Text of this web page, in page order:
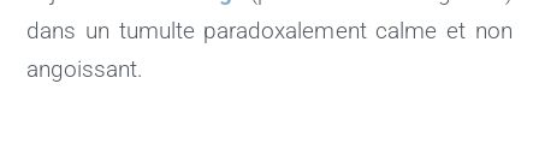
dans un tumulte paradoxalement calme et non
angoissant.